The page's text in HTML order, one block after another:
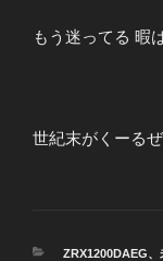
もう迷ってる 暇
世紀末がくーる
カ
ZRX1200DAEG、